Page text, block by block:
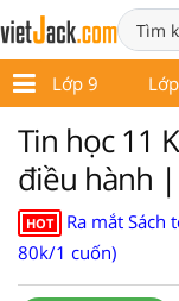
Lớp 9
Tin học 11
điều hành |
HOT
Ra mắt Sách
80k/1 cuốn)